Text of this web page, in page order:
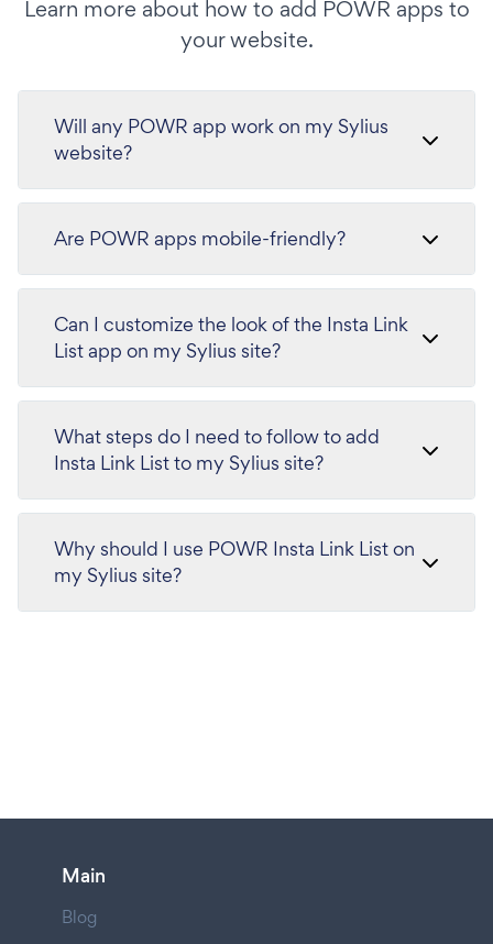
Learn more about how to add POWR apps to
your website.
Will any POWR app work on my Sylius
website?
Are POWR apps mobile-friendly?
Can I customize the look of the Insta Link
List app on my Sylius site?
What steps do I need to follow to add
Insta Link List to my Sylius site?
Why should I use POWR Insta Link List on
my Sylius site?
Main
Blog